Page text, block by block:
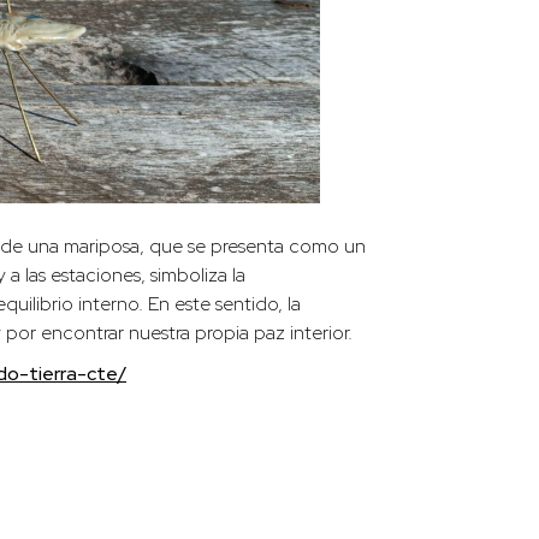
una mariposa, que se presenta como un
las estaciones, simboliza la
interno. En este sentido, la
encontrar nuestra propia paz interior.
tierra-cte/